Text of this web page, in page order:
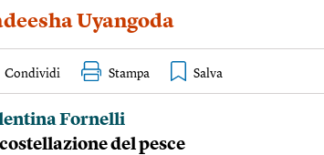
Uyangoda
Condividi Stampa
Fornelli
del pesce